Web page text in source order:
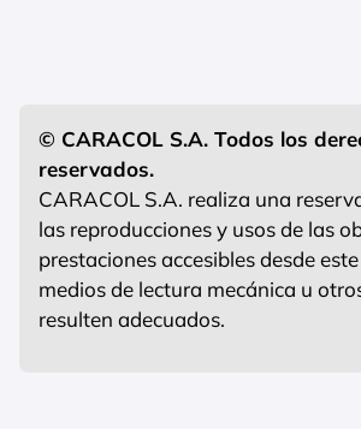
© CARACOL S.A. Todos los
reservados.
CARACOL S.A. realiza una
las reproducciones y usos de las
prestaciones accesibles desde
medios de lectura mecánica u
resulten adecuados.